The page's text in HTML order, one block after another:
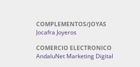
COMPLEMENTOS/JOYAS
Jocafra Joyeros
COMERCIO ELECTRONICO
AndaluNet Marketing Digital